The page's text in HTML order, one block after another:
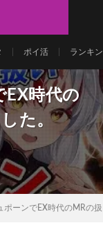
ポイ活 ランキ
EX時代の
た。
ポーンでEX時代のMRの